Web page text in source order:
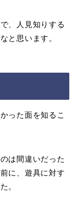
、人見知りする
と思います。
った面を知るこ
は間違いだった
に、遊具に対す
。